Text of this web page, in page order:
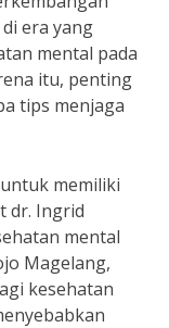
era yang
mental pada
itu, penting
tips menjaga
memiliki
dr. Ingrid
mental
Magelang,
kesehatan